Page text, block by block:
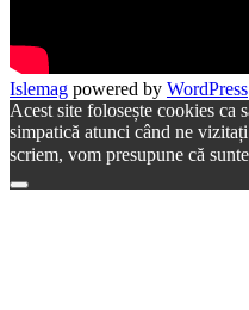
Islemag powered by WordPress
Acest site folosește cookies ca
simpatică atunci când ne
scriem, vom presupune că